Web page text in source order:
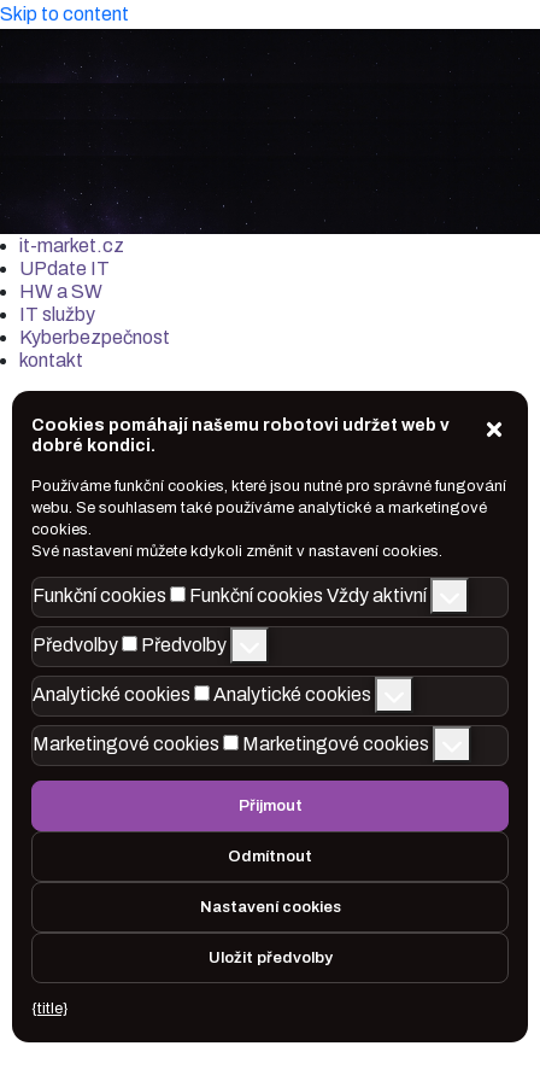
Skip to content
it-market.cz
UPdate IT
HW a SW
IT služby
Kyberbezpečnost
kontakt
Cookies pomáhají našemu robotovi udržet web v
dobré kondici.
Používáme funkční cookies, které jsou nutné pro správné fungování
webu. Se souhlasem také používáme analytické a marketingové
cookies.
Své nastavení můžete kdykoli změnit v nastavení cookies.
Funkční cookies Funkční cookies Vždy aktivní
Předvolby Předvolby
Analytické cookies Analytické cookies
Marketingové cookies Marketingové cookies
Přijmout
Odmítnout
Nastavení cookies
Uložit předvolby
{title}